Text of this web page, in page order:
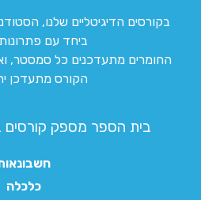
בקורסים הדיגיטליים שלנו,
ביחד עם
החומרים מתעדכנים כל סמסטר,
הקורס מתעדכן
בית הספר מספק קורסים
כלכלה